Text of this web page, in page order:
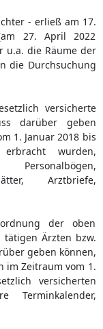
- erließ am 17.
27. April 2022
u.a. die Räume der
die Durchsuchung
versicherte
darüber geben
1. Januar 2018 bis
wurden,
Arztbriefe,
der oben
tätigen Ärzten bzw.
geben können,
im Zeitraum vom 1.
versicherten
Terminkalender,